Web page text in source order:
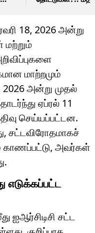
18, 2026 அன்று
மாற்றமும்
2026 அன்று முதல்
ஏப்ரல் 11
செய்யப்பட்டன.
சட்டவிரோதமாகச்
அவர்கள்
சட்ட